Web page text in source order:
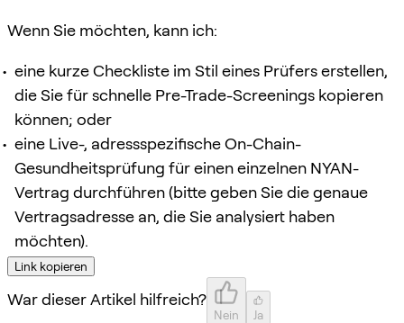
Wenn Sie möchten, kann ich:
eine kurze Checkliste im Stil eines Prüfers erstellen,
die Sie für schnelle Pre-Trade-Screenings kopieren
können; oder
eine Live-, adressspezifische On-Chain-
Gesundheitsprüfung für einen einzelnen NYAN-
Vertrag durchführen (bitte geben Sie die genaue
Vertragsadresse an, die Sie analysiert haben
möchten).
Link kopieren
War dieser Artikel hilfreich?
Nein Ja